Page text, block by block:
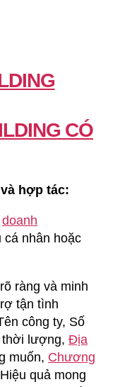
CÓ
hợp tác:
doanh
cá nhân hoặc
ràng và minh
tận tình
công ty, Số
thời lượng, Địa
muốn, Chương
quả mong